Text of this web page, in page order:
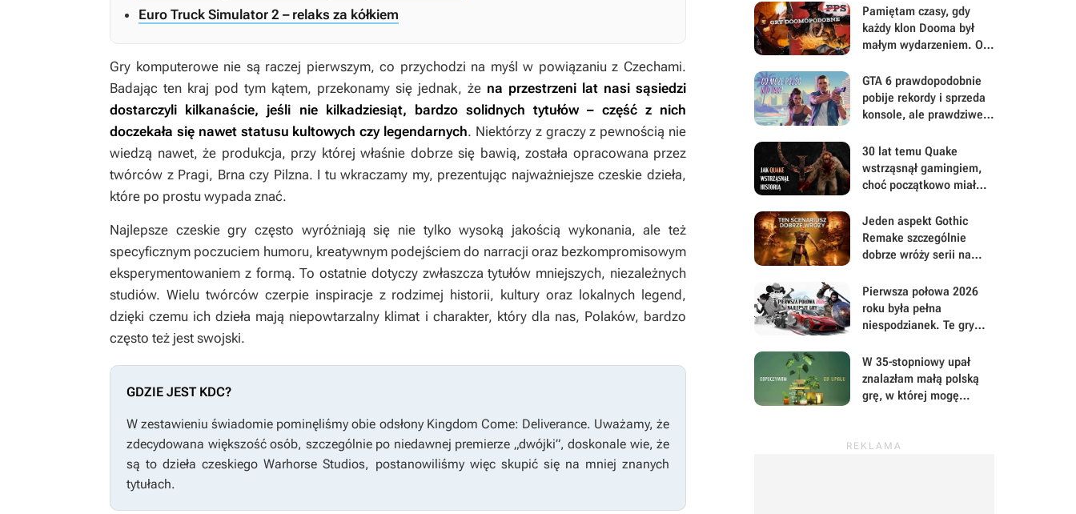
Euro Truck Simulator 2 – relaks za kółkiem
Gry komputerowe nie są raczej pierwszym, co przychodzi na myśl w powiązaniu z Czechami.
Badając ten kraj pod tym kątem, przekonamy się jednak, że na przestrzeni lat nasi sąsiedzi
dostarczyli kilkanaście, jeśli nie kilkadziesiąt, bardzo solidnych tytułów – część z nich
doczekała się nawet statusu kultowych czy legendarnych. Niektórzy z graczy z pewnością nie
wiedzą nawet, że produkcja, przy której właśnie dobrze się bawią, została opracowana przez
twórców z Pragi, Brna czy Pilzna. I tu wkraczamy my, prezentując najważniejsze czeskie dzieła,
które po prostu wypada znać.
Najlepsze czeskie gry często wyróżniają się nie tylko wysoką jakością wykonania, ale też
specyficznym poczuciem humoru, kreatywnym podejściem do narracji oraz bezkompromisowym
eksperymentowaniem z formą. To ostatnie dotyczy zwłaszcza tytułów mniejszych, niezależnych
studiów. Wielu twórców czerpie inspiracje z rodzimej historii, kultury oraz lokalnych legend,
dzięki czemu ich dzieła mają niepowtarzalny klimat i charakter, który dla nas, Polaków, bardzo
często też jest swojski.
GDZIE JEST KDC?
W zestawieniu świadomie pominęliśmy obie odsłony Kingdom Come: Deliverance. Uważamy, że
zdecydowana większość osób, szczególnie po niedawnej premierze „dwójki”, doskonale wie, że
są to dzieła czeskiego Warhorse Studios, postanowiliśmy więc skupić się na mniej znanych
tytułach.
mu się uważniej
Pamiętam czasy, gdy
każdy klon Dooma był
małym wydarzeniem. Oto
FPS-y lat 90.
GTA 6 prawdopodobnie
pobije rekordy i sprzeda
konsole, ale prawdziwe
będą musieli mu
wybaczyć
30 lat temu Quake
wstrząsnął gamingiem,
choć początkowo miał
Jeden aspekt Gothic
Remake szczególnie
dobrze wróży serii na
mają powody do dumy
Pierwsza połowa 2026
roku była pełna
niespodzianek. Te gry
uwagę i Wasz czas
W 35-stopniowy upał
znalazłam małą polską
grę, w której mogę
wszystkiego